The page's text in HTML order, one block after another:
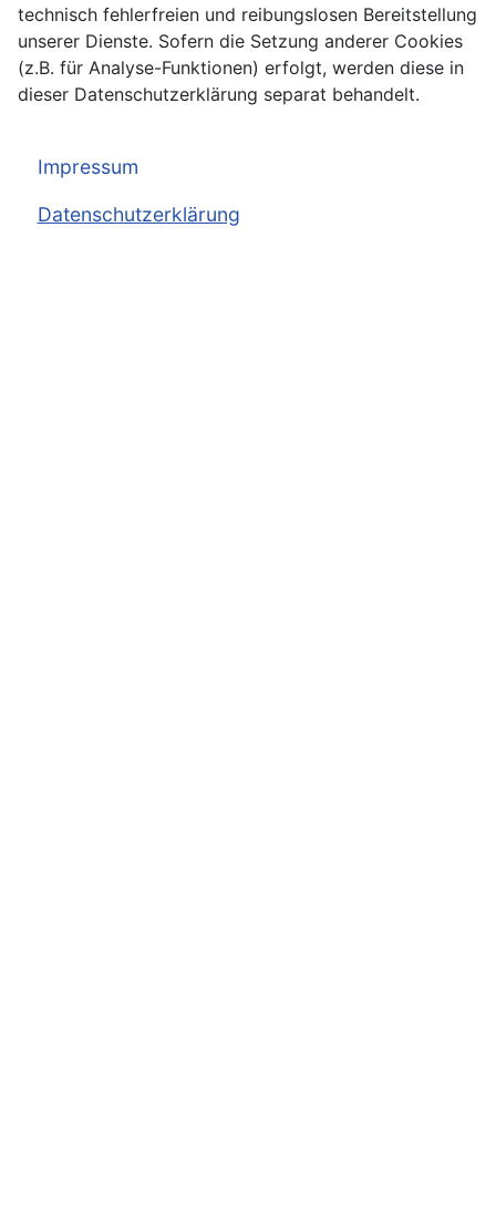
technisch fehlerfreien und reibungslosen Bereitstellung
unserer Dienste. Sofern die Setzung anderer Cookies
(z.B. für Analyse-Funktionen) erfolgt, werden diese in
dieser Datenschutzerklärung separat behandelt.
Impressum
Datenschutzerklärung